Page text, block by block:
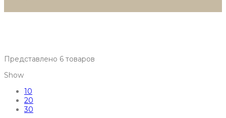
Представлено 6 товаров
Show
10
20
30